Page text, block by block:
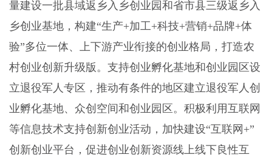
量建设一批县域返乡入乡创业园和省市县三级返乡入
乡创业基地，构建“生产+加工+科技+营销+品牌+体
验”多位一体、上下游产业衔接的创业格局，打造农
村创业创新升级版。支持创业孵化基地和创业园区设
立退役军人专区，推动有条件的地区建立退役军人创
业孵化基地、众创空间和创业园区。积极利用互联网
等信息技术支持创新创业活动，加快建设“互联网+”
创新创业平台，促进创业创新资源线上线下良性互